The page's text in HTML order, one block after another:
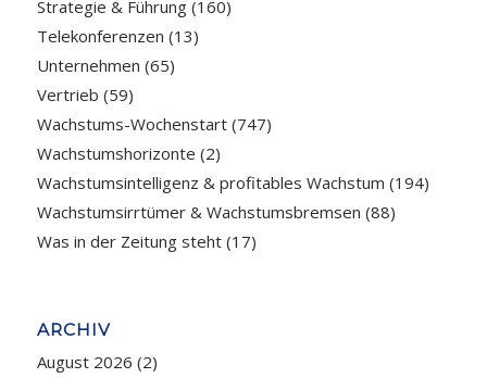
Strategie & Führung(160)
Telekonferenzen (13)
Unternehmen (65)
Vertrieb (59)
Wachstums-Wochenstart(747)
Wachstumshorizonte (2)
Wachstumsintelligenz & profitables Wachstum (194)
Wachstumsirrtümer & Wachstumsbremsen (88)
Was in der Zeitung steht(17)
ARCHIV
August 2026 (2)